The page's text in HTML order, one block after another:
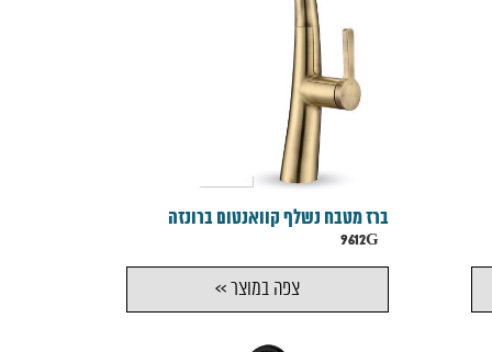
ברז מטבח נשלף קוואנטום ברונזה
9612G
צפה במוצר >>